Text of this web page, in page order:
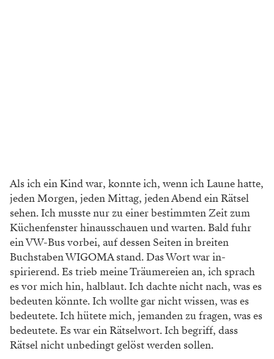
Als ich ein Kind war, konnte ich, wenn ich Laune hatte,
jeden Morgen, jeden Mittag, jeden Abend ein Rätsel
sehen. Ich musste nur zu einer bestimmten Zeit zum
Küchenfenster hinausschauen und warten. Bald fuhr
ein VW-Bus vorbei, auf dessen Seiten in breiten
Buchstaben WIGOMA stand. Das Wort war in­
spirierend. Es trieb meine Träumereien an, ich sprach
es vor mich hin, halblaut. Ich dachte nicht nach, was es
bedeuten könnte. Ich wollte gar nicht wissen, was es
bedeutete. Ich hütete mich, jemanden zu fragen, was es
bedeutete. Es war ein Rätselwort. Ich begriff, dass
Rätsel nicht unbedingt gelöst werden sollen.